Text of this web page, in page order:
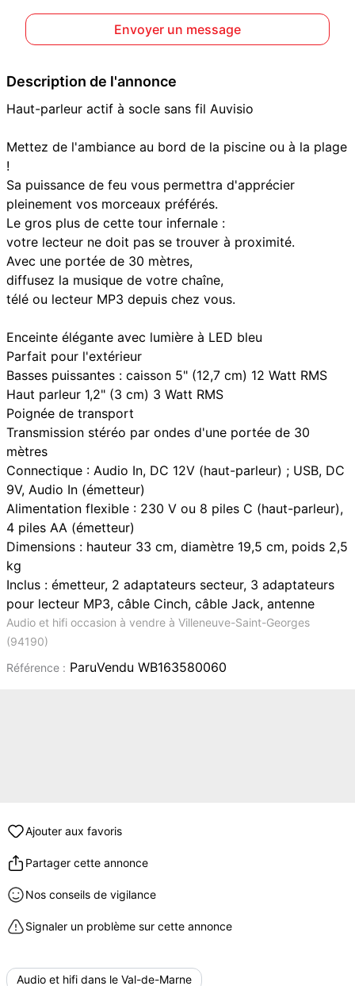
Envoyer un message
Description de l'annonce
Haut-parleur actif à socle sans fil Auvisio
Mettez de l'ambiance au bord de la piscine ou à la plage
!
Sa puissance de feu vous permettra d'apprécier
pleinement vos morceaux préférés.
Le gros plus de cette tour infernale :
votre lecteur ne doit pas se trouver à proximité.
Avec une portée de 30 mètres,
diffusez la musique de votre chaîne,
télé ou lecteur MP3 depuis chez vous.
Enceinte élégante avec lumière à LED bleu
Parfait pour l'extérieur
Basses puissantes : caisson 5" (12,7 cm) 12 Watt RMS
Haut parleur 1,2" (3 cm) 3 Watt RMS
Poignée de transport
Transmission stéréo par ondes d'une portée de 30
mètres
Connectique : Audio In, DC 12V (haut-parleur) ; USB, DC
9V, Audio In (émetteur)
Alimentation flexible : 230 V ou 8 piles C (haut-parleur),
4 piles AA (émetteur)
Dimensions : hauteur 33 cm, diamètre 19,5 cm, poids 2,5
kg
Inclus : émetteur, 2 adaptateurs secteur, 3 adaptateurs
pour lecteur MP3, câble Cinch, câble Jack, antenne
Audio et hifi occasion à vendre à Villeneuve-Saint-Georges
(94190)
Référence : ParuVendu WB163580060
Ajouter aux favoris
Partager cette annonce
Nos conseils de vigilance
Signaler un problème sur cette annonce
Audio et hifi dans le Val-de-Marne